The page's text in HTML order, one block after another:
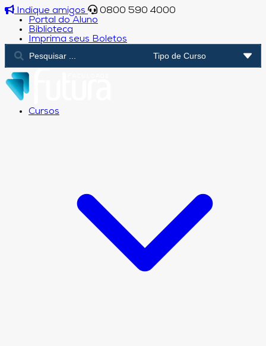
Indique amigos
0800 590 4000
Portal do Aluno
Biblioteca
Imprima seus Boletos
Cursos